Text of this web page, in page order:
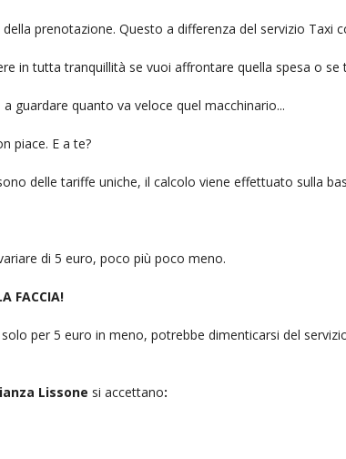
prenotazione. Questo a differenza del servizio Taxi
in tutta tranquillità se vuoi affrontare quella spesa o se
guardare quanto va veloce quel macchinario...
piace. E a te?
delle tariffe uniche, il calcolo viene effettuato sulla
di 5 euro, poco più poco meno.
FACCIA!
per 5 euro in meno, potrebbe dimenticarsi del
Lissone si accettano: